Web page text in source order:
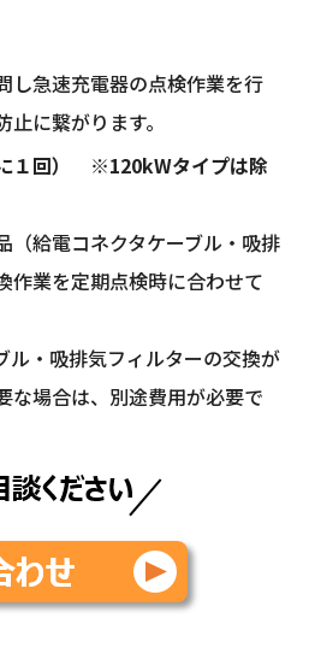
し急速充電器の点検作業を行
に繋がります。
１回）　※120kWタイプは除
（給電コネクタケーブル・吸排
作業を定期点検時に合わせて
・吸排気フィルターの交換が
な場合は、別途費用が必要で